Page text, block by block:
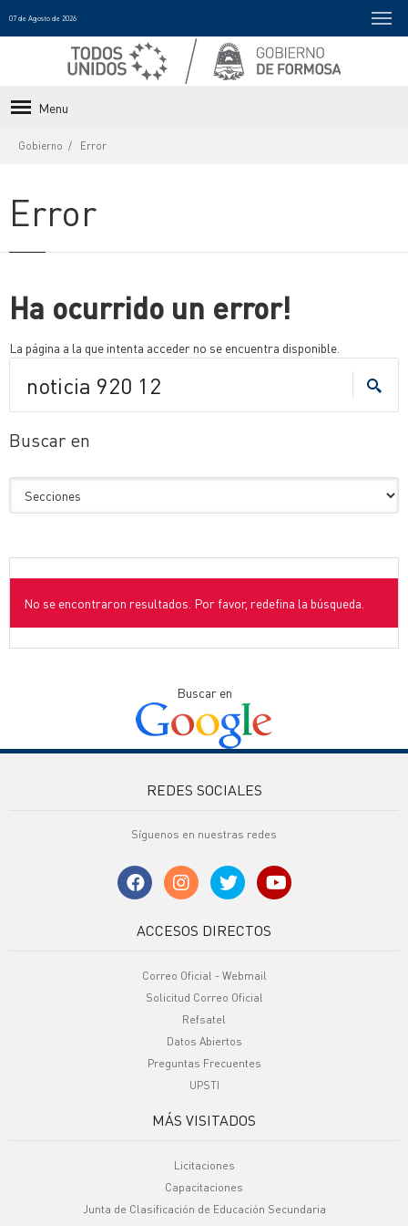
07 de Agosto de 2026
Menu
Gobierno Error
Error
Ha ocurrido un error!
La página a la que intenta acceder no se encuentra disponible.
Buscar en
No se encontraron resultados. Por favor, redefina la búsqueda.
Buscar en
REDES SOCIALES
Síguenos en nuestras redes
ACCESOS DIRECTOS
Correo Oficial - Webmail
Solicitud Correo Oficial
Refsatel
Datos Abiertos
Preguntas Frecuentes
UPSTI
MÁS VISITADOS
Licitaciones
Capacitaciones
Junta de Clasificación de Educación Secundaria